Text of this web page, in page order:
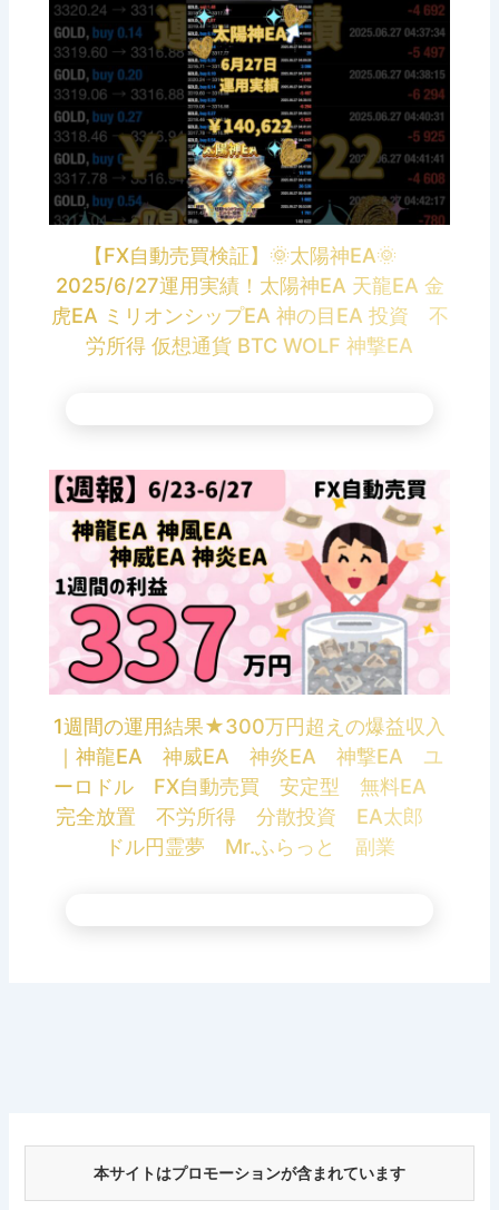
【FX自動売買検証】🌞太陽神EA🌞
2025/6/27運用実績！太陽神EA 天龍EA 金
虎EA ミリオンシップEA 神の目EA 投資 不
労所得 仮想通貨 BTC WOLF 神撃EA
1週間の運用結果★300万円超えの爆益収入
｜神龍EA 神威EA 神炎EA 神撃EA ユ
ーロドル FX自動売買 安定型 無料EA
完全放置 不労所得 分散投資 EA太郎
ドル円霊夢 Mr.ふらっと 副業
本サイトはプロモーションが含まれています